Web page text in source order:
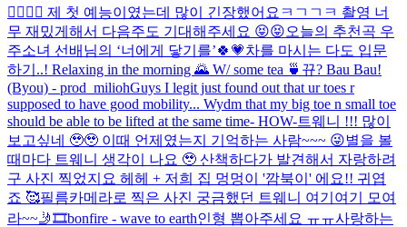
🤸‍♀️🤸‍♀️ 제 첫 예능이였는데 많이 긴장했어요ㅋㄱㄱㅋ 촬영 너
무 재밌게해서 다음주도 기대해주세요 😝😝오늘의 추천곡 우
주소녀 선배님의 ‘너에게 닿기를’🍀💗차를 마시는 다도 입문
하기..! Relaxing in the morning 🌄 W/ some tea 🍵 뀨? Bau Bau!
(Byou) - prod_miliohGuys I legit just found out that ur toes r
supposed to have good mobility... Wydm that my big toe n small toe
should be able to be lifted at the same time- HOW-트웨니 !!! 많이
보고싶네 🥹🥹 이때 언제였는지 기억하는 사람~~~ 😜별을 볼
때마다 트웨니 생각이 나요 🥹 산책하다가 발견해서 자랑하려
구 사진 찍었지요 헤헤 + 저희 집 멍멍이 '깜북이' 에요!! 귀엽
죠 🥰필름카메라로 찍은 사진 궁금했던 트웨니 여기여기 모여
라~~🤳🎞️bonfire - wave to earth인형 뽑아주세요 ㅠㅠ사랑하는